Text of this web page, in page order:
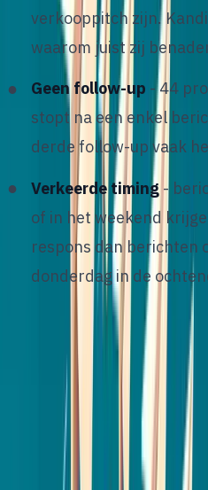
verkooppitch zijn.
waarom juist zij
Geen follow-up - 44
stopt na een enkel
derde follow-up vaak
Verkeerde timing -
of in het weekend
respons dan berichten
donderdag in de
Wist je dat?
Volgens
worden
125 woorden het vaakst
relevant en specifiek. Dat